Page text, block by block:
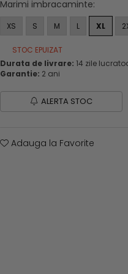
Marimi imbracaminte:
XS S M L XL
STOC EPUIZAT
Durata de livrare: 14 zile
Garantie: 2 ani
ALERTA STOC
Adauga la Favorite